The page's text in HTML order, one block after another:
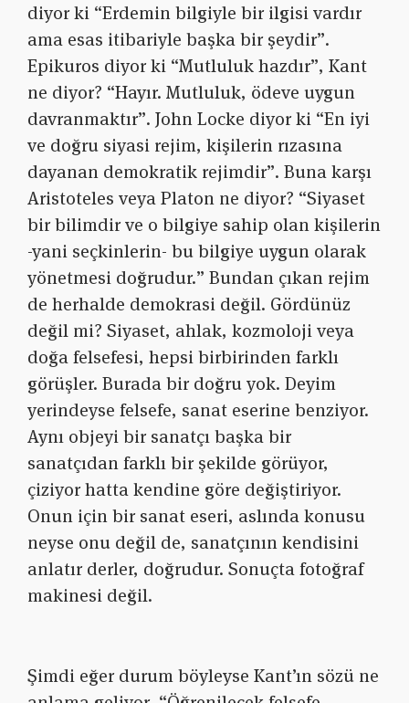
diyor ki “Erdemin bilgiyle bir ilgisi vardır
ama esas itibariyle başka bir şeydir”.
Epikuros diyor ki “Mutluluk hazdır”, Kant
ne diyor? “Hayır. Mutluluk, ödeve uygun
davranmaktır”. John Locke diyor ki “En iyi
ve doğru siyasi rejim, kişilerin rızasına
dayanan demokratik rejimdir”. Buna karşı
Aristoteles veya Platon ne diyor? “Siyaset
bir bilimdir ve o bilgiye sahip olan kişilerin
-yani seçkinlerin- bu bilgiye uygun olarak
yönetmesi doğrudur.” Bundan çıkan rejim
de herhalde demokrasi değil. Gördünüz
değil mi? Siyaset, ahlak, kozmoloji veya
doğa felsefesi, hepsi birbirinden farklı
görüşler. Burada bir doğru yok. Deyim
yerindeyse felsefe, sanat eserine benziyor.
Aynı objeyi bir sanatçı başka bir
sanatçıdan farklı bir şekilde görüyor,
çiziyor hatta kendine göre değiştiriyor.
Onun için bir sanat eseri, aslında konusu
neyse onu değil de, sanatçının kendisini
anlatır derler, doğrudur. Sonuçta fotoğraf
makinesi değil.
Şimdi eğer durum böyleyse Kant’ın sözü ne